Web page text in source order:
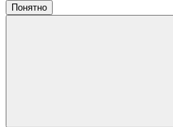
Понятно